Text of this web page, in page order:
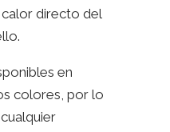
directo del
en
colores, por lo